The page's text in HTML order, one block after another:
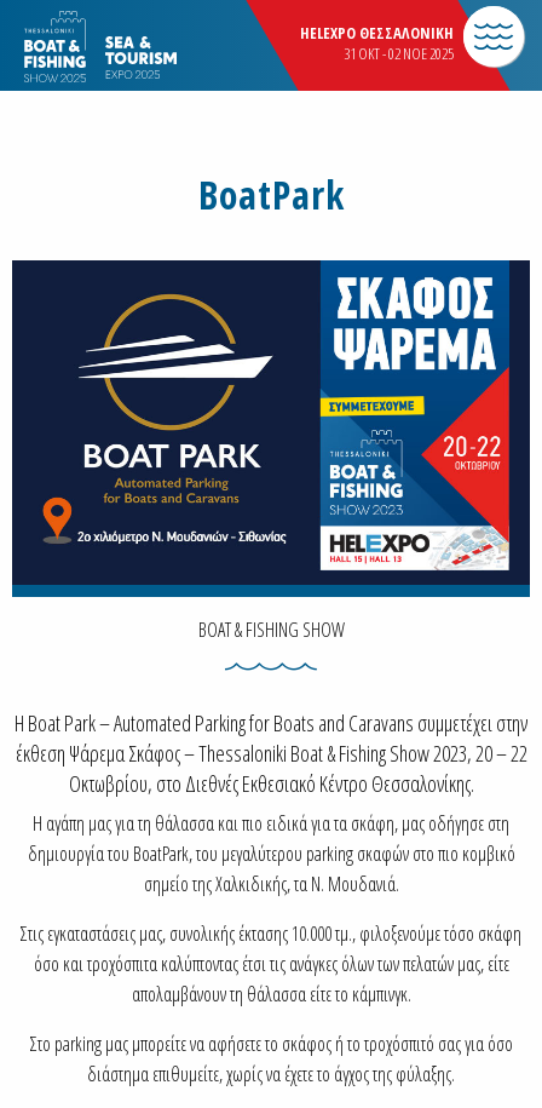
HELEXPO ΘΕΣΣΑΛΟΝΙΚΗ
31 OKT - 02 NOE 2025
BoatPark
BOAT & FISHING SHOW
Η Boat Park – Automated Parking for Boats and Caravans συμμετέχει στην
έκθεση Ψάρεμα Σκάφος – Thessaloniki Boat & Fishing Show 2023, 20 – 22
Οκτωβρίου, στο Διεθνές Εκθεσιακό Κέντρο Θεσσαλονίκης.
Η αγάπη μας για τη θάλασσα και πιο ειδικά για τα σκάφη, μας οδήγησε στη
δημιουργία του BoatPark, του μεγαλύτερου parking σκαφών στο πιο κομβικό
σημείο της Χαλκιδικής, τα Ν. Μουδανιά.
Στις εγκαταστάσεις μας, συνολικής έκτασης 10.000 τμ., φιλοξενούμε τόσο σκάφη
όσο και τροχόσπιτα καλύπτοντας έτσι τις ανάγκες όλων των πελατών μας, είτε
απολαμβάνουν τη θάλασσα είτε το κάμπινγκ.
Στο parking μας μπορείτε να αφήσετε το σκάφος ή το τροχόσπιτό σας για όσο
διάστημα επιθυμείτε, χωρίς να έχετε το άγχος της φύλαξης.